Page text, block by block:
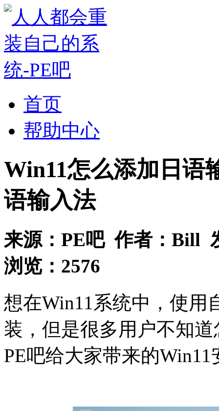
首页
帮助中心
Win11怎么添加日语
语输入法
来源： PE吧作者： Bill
浏览： 2576
想在Win11系统中，使用
装，但是很多用户不知
PE吧给大家带来的